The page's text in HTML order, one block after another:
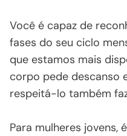
Você é capaz de
fases do seu ciclo
que estamos mais
corpo pede descanso
respeitá-lo também
Para mulheres jovens,